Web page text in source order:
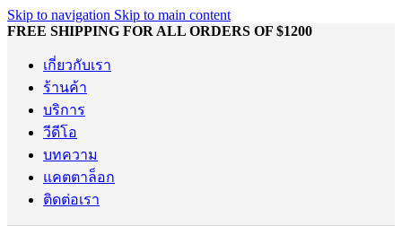
Skip to navigation Skip to main content
FREE SHIPPING FOR ALL ORDERS OF $1200
เกี่ยวกับเรา
ร้านค้า
บริการ
วีดีโอ
บทความ
แคตตาล็อก
ติดต่อเรา